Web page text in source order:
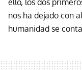
nos ha dejado con
humanidad se